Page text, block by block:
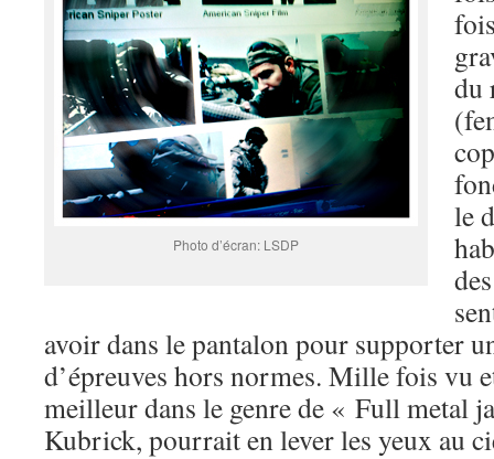
Photo d’écran: LSDP
du
le
avoir dans le pantalon pour supporter
d’épreuves hors normes. Mille fois vu
meilleur dans le genre de « Full metal
Kubrick, pourrait en lever les yeux au